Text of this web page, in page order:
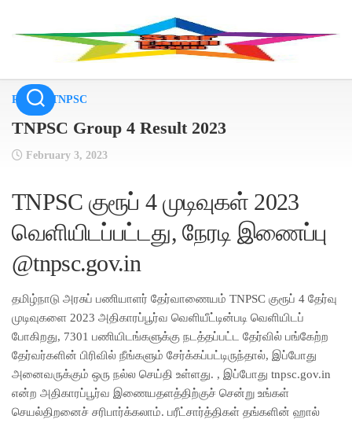
Result/ TNPSC
TNPSC Group 4 Result 2023
February 3, 2023
TNPSC குரூப் 4 முடிவுகள் 2023
வெளியிடப்பட்டது, நேரடி இணைப்பு
@tnpsc.gov.in
தமிழ்நாடு அரசுப் பணியாளர் தேர்வாணையம் TNPSC குரூப் 4 தேர்வு
முடிவுகளை 2023 அதிகாரப்பூர்வ வெளியீட்டின்படி வெளியிடப்
போகிறது, 7301 பணியிடங்களுக்கு நடத்தப்பட்ட தேர்வில் பங்கேற்ற
தேர்வர்களின் பிரிவில் நீங்களும் சேர்க்கப்பட்டிருந்தால், இப்போது
அனைவருக்கும் ஒரு நல்ல செய்தி உள்ளது. , இப்போது tnpsc.gov.in
என்ற அதிகாரப்பூர்வ இணையதளத்திற்குச் சென்று உங்கள்
செயல்திறனைச் சரிபார்க்கலாம். பரீட்சார்த்திகள் தங்களின் ஹால்